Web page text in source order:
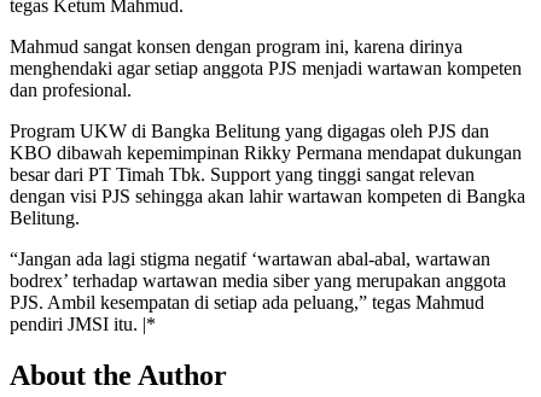
tegas Ketum Mahmud.
Mahmud sangat konsen dengan program ini, karena dirinya
menghendaki agar setiap anggota PJS menjadi wartawan kompeten
dan profesional.
Program UKW di Bangka Belitung yang digagas oleh PJS dan
KBO dibawah kepemimpinan Rikky Permana mendapat dukungan
besar dari PT Timah Tbk. Support yang tinggi sangat relevan
dengan visi PJS sehingga akan lahir wartawan kompeten di Bangka
Belitung.
“Jangan ada lagi stigma negatif ‘wartawan abal-abal, wartawan
bodrex’ terhadap wartawan media siber yang merupakan anggota
PJS. Ambil kesempatan di setiap ada peluang,” tegas Mahmud
pendiri JMSI itu. |*
About the Author